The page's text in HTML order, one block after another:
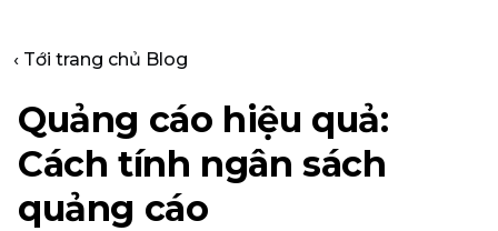
‹ Tới trang chủ Blog
Quảng cáo hiệu quả:
Cách tính ngân sách
quảng cáo